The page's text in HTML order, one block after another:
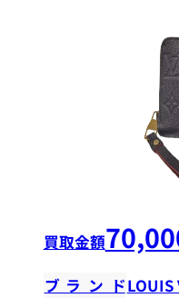
買取金額
ブランドLOUIS